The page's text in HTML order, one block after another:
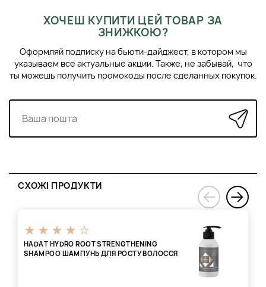
ХОЧЕШ КУПИТИ ЦЕЙ ТОВАР ЗА
ЗНИЖКОЮ?
Оформляй подписку на бьюти-дайджест, в котором мы
указываем все актуальные акции. Также, не забывай, что
ты можешь получить промокоды после сделанных покупок.
СХОЖІ ПРОДУКТИ
HADAT HYDRO ROOT STRENGTHENING
SHAMPOO ШАМПУНЬ ДЛЯ РОСТУ ВОЛОССЯ
‹
›